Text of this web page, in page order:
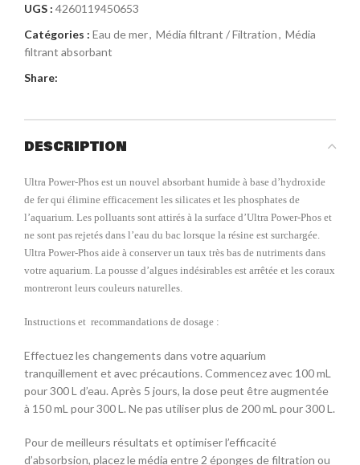
UGS : 4260119450653
Catégories : Eau de mer, Média filtrant / Filtration, Média
filtrant absorbant
Share:
DESCRIPTION
Ultra Power-Phos est un nouvel absorbant humide à base d’hydroxide
de fer qui élimine efficacement les silicates et les phosphates de
l’aquarium. Les polluants sont attirés à la surface d’Ultra Power-Phos et
ne sont pas rejetés dans l’eau du bac lorsque la résine est surchargée.
Ultra Power-Phos aide à conserver un taux très bas de nutriments dans
votre aquarium. La pousse d’algues indésirables est arrêtée et les coraux
montreront leurs couleurs naturelles.
Instructions et recommandations de dosage :
Effectuez les changements dans votre aquarium
tranquillement et avec précautions. Commencez avec 100 mL
pour 300 L d’eau. Après 5 jours, la dose peut être augmentée
à 150 mL pour 300 L. Ne pas utiliser plus de 200 mL pour 300 L.
Pour de meilleurs résultats et optimiser l’efficacité
d’absorbsion, placez le média entre 2 éponges de filtration ou